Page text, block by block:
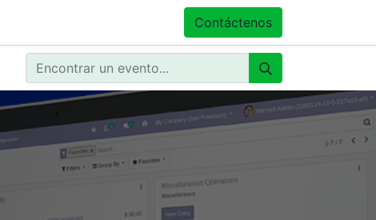
Tienda Eventos
Contáctenos